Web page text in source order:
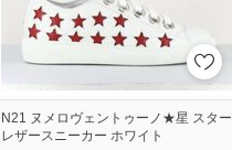
N21 ヌメロヴェントゥーノ★星 スター
レザースニーカー ホワイト